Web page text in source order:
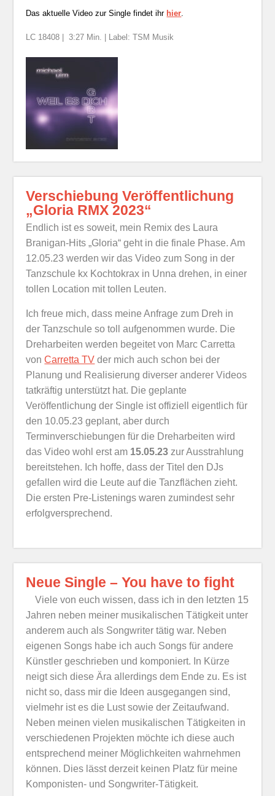
Das aktuelle Video zur Single findet ihr hier.
LC 18408 | 3:27 Min. | Label: TSM Musik
Verschiebung Veröffentlichung
„Gloria RMX 2023“
Endlich ist es soweit, mein Remix des Laura
Branigan-Hits „Gloria“ geht in die finale Phase. Am
12.05.23 werden wir das Video zum Song in der
Tanzschule kx Kochtokrax in Unna drehen, in einer
tollen Location mit tollen Leuten.
Ich freue mich, dass meine Anfrage zum Dreh in
der Tanzschule so toll aufgenommen wurde. Die
Dreharbeiten werden begeitet von Marc Carretta
vonCarretta TV der mich auch schon bei der
Planung und Realisierung diverser anderer Videos
tatkräftig unterstützt hat. Die geplante
Veröffentlichung der Single ist offiziell eigentlich für
den 10.05.23 geplant, aber durch
Terminverschiebungen für die Dreharbeiten wird
das Video wohl erst am 15.05.23 zur Ausstrahlung
bereitstehen. Ich hoffe, dass der Titel den DJs
gefallen wird die Leute auf die Tanzflächen zieht.
Die ersten Pre-Listenings waren zumindest sehr
erfolgversprechend.
Neue Single – You have to fight
Viele von euch wissen, dass ich in den letzten 15
Jahren neben meiner musikalischen Tätigkeit unter
anderem auch als Songwriter tätig war. Neben
eigenen Songs habe ich auch Songs für andere
Künstler geschrieben und komponiert. In Kürze
neigt sich diese Ära allerdings dem Ende zu. Es ist
nicht so, dass mir die Ideen ausgegangen sind,
vielmehr ist es die Lust sowie der Zeitaufwand.
Neben meinen vielen musikalischen Tätigkeiten in
verschiedenen Projekten möchte ich diese auch
entsprechend meiner Möglichkeiten wahrnehmen
können. Dies lässt derzeit keinen Platz für meine
Komponisten- und Songwriter-Tätigkeit.